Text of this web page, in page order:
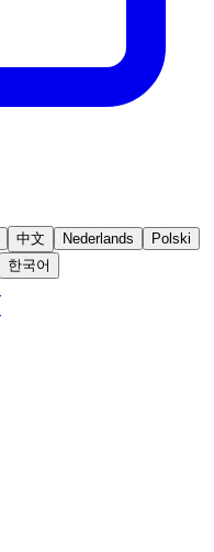
中文 Nederlands
Polski
한국어